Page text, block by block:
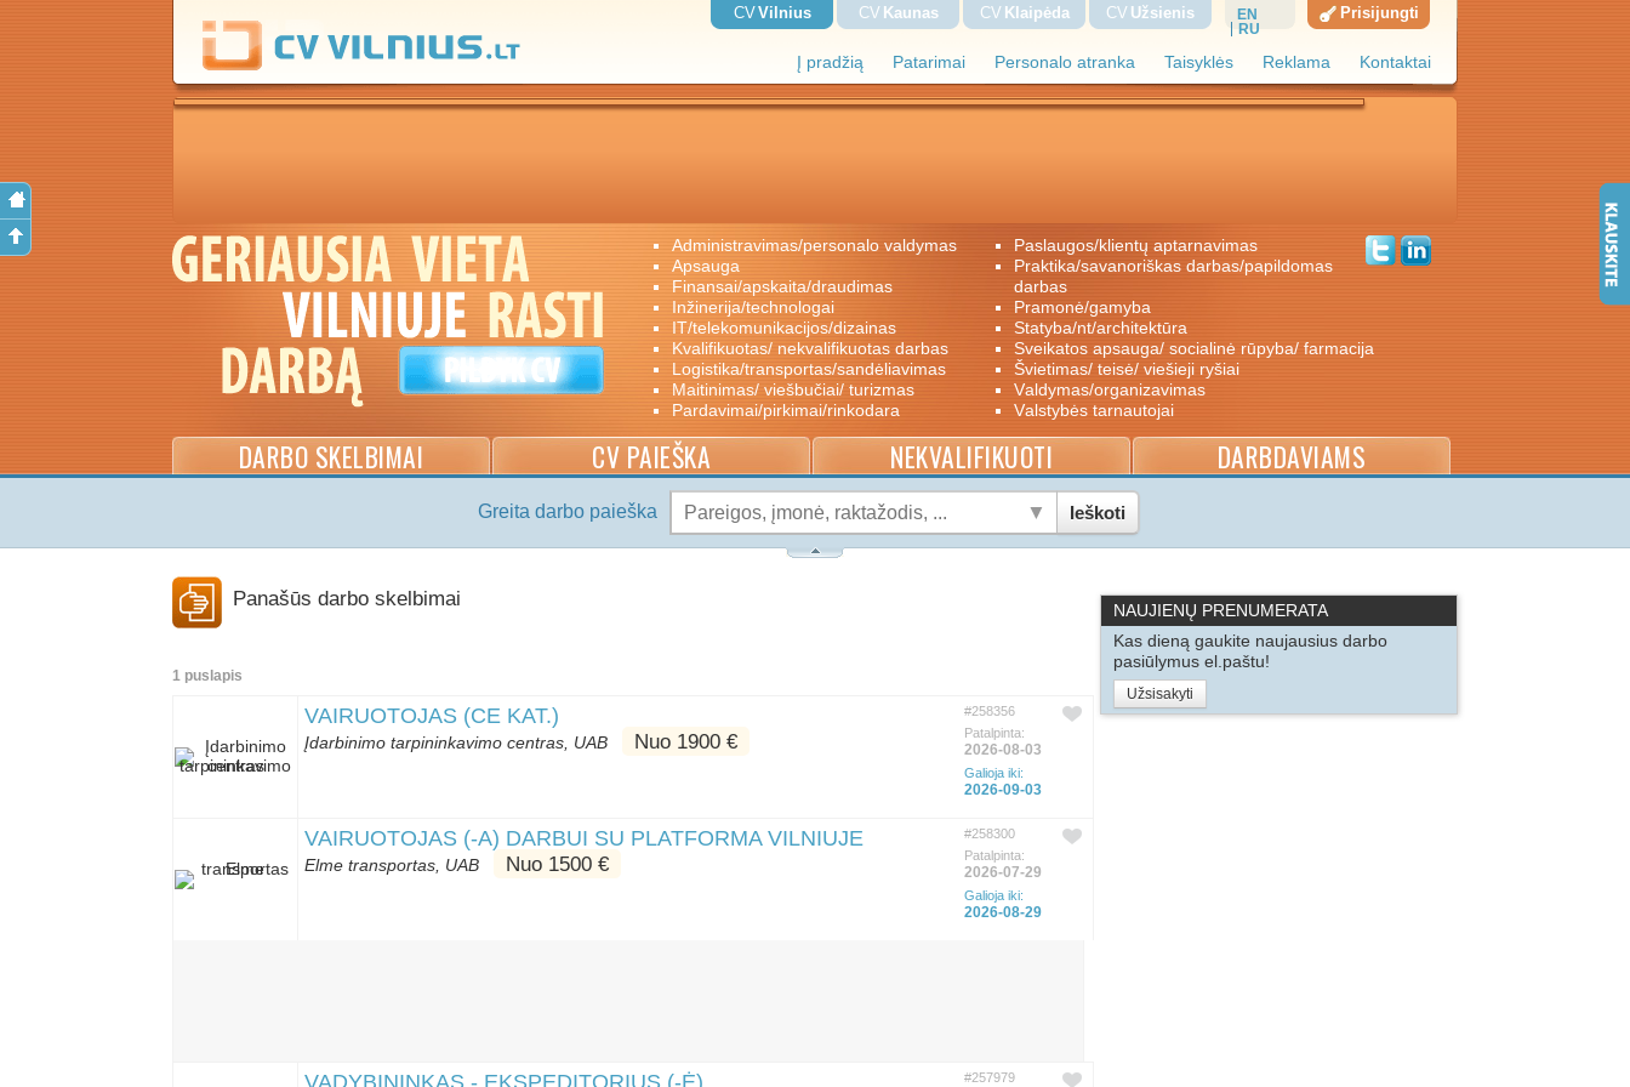
Į pradžią Patarimai Personalo atranka Taisyklės Reklama Kontaktai
CVVilnius CV Kaunas CV Klaipėda CV Užsienis
EN
RU
Prisijungti
administravimas/personalo valdymas
apsauga
finansai/apskaita/draudimas
inžinerija/technologai
IT/telekomunikacijos/dizainas
kvalifikuotas/ nekvalifikuotas darbas
logistika/transportas/sandėliavimas
maitinimas/ viešbučiai/ turizmas
pardavimai/pirkimai/rinkodara
paslaugos/klientų aptarnavimas
praktika/savanoriškas darbas/papildomas
darbas
pramonė/gamyba
statyba/nt/architektūra
sveikatos apsauga/ socialinė rūpyba/ farmacija
švietimas/ teisė/ viešieji ryšiai
valdymas/organizavimas
valstybės tarnautojai
DARBO SKELBIMAI CV PAIEŠKA NEKVALIFIKUOTI DARBDAVIAMS
Greita darbo paieška Ieškoti
Panašūs darbo skelbimai
1 puslapis
VAIRUOTOJAS (CE KAT.)
Įdarbinimo tarpininkavimo centras, UAB Nuo 1900 €
#258356
Patalpinta:
2026-08-03
Galioja iki:
2026-09-03
VAIRUOTOJAS (-A) DARBUI SU PLATFORMA VILNIUJE
Elme transportas, UAB Nuo 1500 €
#258300
Patalpinta:
2026-07-29
Galioja iki:
2026-08-29
VADYBININKAS - EKSPEDITORIUS (-Ė) #257979
NAUJIENŲ PRENUMERATA
Kas dieną gaukite naujausius darbo
pasiūlymus el.paštu!
Užsisakyti